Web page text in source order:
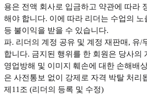
용은 전액 회사로 입금하고 약관에 따라
해야 합니다. 이에 따라 리더는 수업의 노
등 불이익을 받을 수 있습니다.
파. 리더의 계정 공유 및 계정 재판매, 유/
합니다. 금지된 행위를 한 회원은 당사의
영업방해 및 이미지 훼손에 대한 손해배
은 사전통보 없이 강제로 자격 박탈 처리
제11조 (리더의 등록 및 수정)